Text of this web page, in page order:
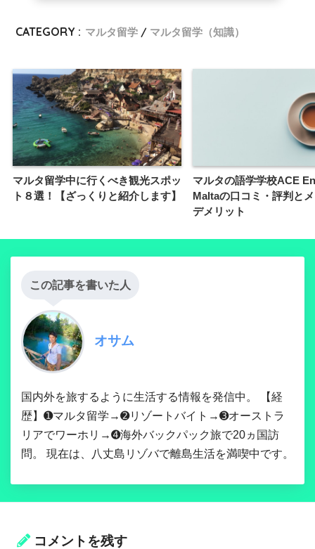
CATEGORY : マルタ留学 マルタ留学（知識）
マルタ留学中に行くべき観光スポッ
ト８選！【ざっくりと紹介します】
マルタの語学学校ACE
Maltaの口コミ・評判と
デメリット
この記事を書いた人
オサム
国内外を旅するように生活する情報を発信中。 【経
歴】➊マルタ留学→➋リゾートバイト→➌オーストラ
リアでワーホリ→➍海外バックパック旅で20ヵ国訪
問。 現在は、八丈島リゾバで離島生活を満喫中です。
コメントを残す